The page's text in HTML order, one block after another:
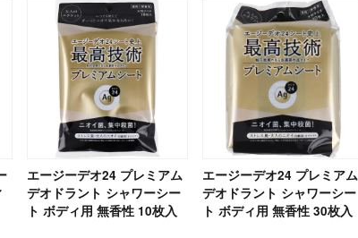
エージーデオ24 プレミアム
デオドラント シャワーシー
ト ボディ用 無香性 10枚入
エージーデオ24 プレミアム
デオドラント シャワーシー
ト ボディ用 無香性 30枚入